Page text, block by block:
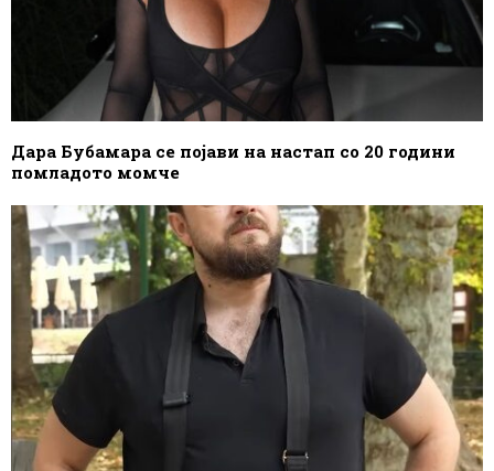
Дара Бубамара се појави на настап со 20 години
помладото момче